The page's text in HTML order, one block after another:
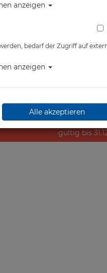
13,00 €
UVP:
gültig bis
anzeigen
bedarf der Zugriff auf
anzeigen
Alle akzeptieren